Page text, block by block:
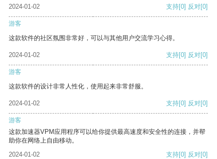
2024-01-02 支持[0] 反对[0]
游客
这款软件的社区氛围非常好，可以与其他用户交流学习心得。
2024-01-02 支持[0] 反对[0]
游客
这款软件的设计非常人性化，使用起来非常舒服。
2024-01-02 支持[0] 反对[0]
游客
这款加速器VPM应用程序可以给你提供最高速度和安全性的连接，并帮
助你在网络上自由移动。
2024-01-02
支持[0] 反对[0]